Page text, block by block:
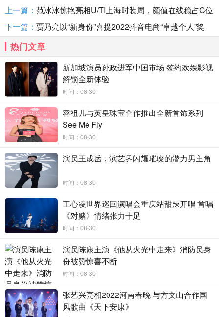
战，演绎不同的历史人物，尝试探索新的自我。
目前综艺《美好年华研习社》正在热播中，期待张婉清解锁
更多技能，带给我们新的惊喜。
上一篇： 范冰冰惊艳亮相U/TI上海时装周，颜值在线稳占C位
下一篇： 贾乃亮以“新身份”喜提2022抖音电商“卓越个人”奖
热门文章
新加坡演员孙政进军中国市场 签约欢娱影视
解锁全新体验
时间：08-30
容祖儿与英皇珠宝合作推出全新首饰系列
See Me Fly
时间：08-30
演员王成岳：演艺界闪耀璀璨的潜力男主角
时间：08-30
王心凌世界巡回演唱会重庆站甜辣开唱 首唱
《对赌》情绪张力十足
时间：08-30
演员陈康主演《他从火光中走来》消防员身
份被赞惊喜不断
时间：08-30
张艺兴亮相2022河南春晚 与方文山合作国
风歌曲《天下安康》